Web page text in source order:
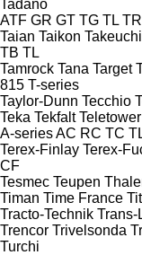
Tadano
ATF GR GT TG TL TR
Taian Taikon Takeuchi
TB TL
Tamrock Tana Target
815 T-series
Taylor-Dunn Tecchio
Teka Tekfalt Teletower
A-seriesAC RC TC
Terex-Finlay Terex-
CF
Tesmec Teupen
Timan Time France
Tracto-Technik Trans-
Trencor Trivelsonda
Turchi